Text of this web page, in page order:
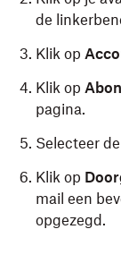
de
Klik op
Klik op
pagina.
Selecteer
Klik op
mail een
opgezegd.